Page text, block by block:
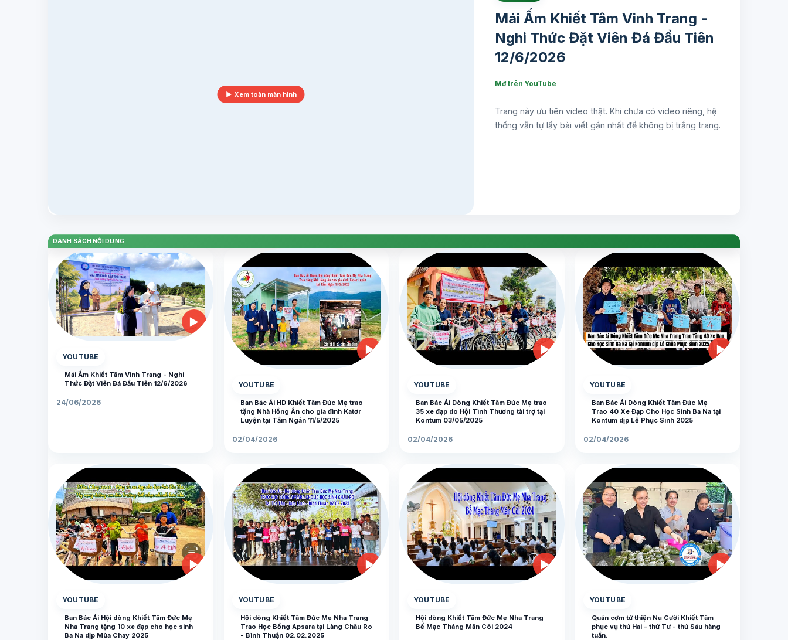
▶ Xem toàn màn hình
Mái Ấm Khiết Tâm Vinh Trang -
Nghi Thức Đặt Viên Đá Đầu Tiên
12/6/2026
Mở trên YouTube
Trang này ưu tiên video thật. Khi chưa có video riêng, hệ
thống vẫn tự lấy bài viết gần nhất để không bị trắng trang.
DANH SÁCH NỘI DUNG
▶
YOUTUBE
Mái Ấm Khiết Tâm Vinh Trang - Nghi
Thức Đặt Viên Đá Đầu Tiên 12/6/2026
24/06/2026
▶
YOUTUBE
Ban Bác Ái HD Khiết Tâm Đức Mẹ trao
tặng Nhà Hồng Ân cho gia đình Katơr
Luyện tại Tầm Ngân 11/5/2025
02/04/2026
▶
YOUTUBE
Ban Bác Ái Dòng Khiết Tâm Đức Mẹ trao
35 xe đạp do Hội Tình Thương tài trợ tại
Kontum 03/05/2025
02/04/2026
▶
YOUTUBE
Ban Bác Ái Dòng Khiết Tâm Đức Mẹ
Trao 40 Xe Đạp Cho Học Sinh Ba Na tại
Kontum dịp Lễ Phục Sinh 2025
02/04/2026
▶
YOUTUBE
Ban Bác Ái Hội dòng Khiết Tâm Đức Mẹ
Nha Trang tặng 10 xe đạp cho học sinh
Ba Na dịp Mùa Chay 2025
▶
YOUTUBE
Hội dòng Khiết Tâm Đức Mẹ Nha Trang
Trao Học Bổng Apsara tại Làng Châu Ro
- Bình Thuận 02.02.2025
▶
YOUTUBE
Hội dòng Khiết Tâm Đức Mẹ Nha Trang
Bế Mạc Tháng Mân Côi 2024
▶
YOUTUBE
Quán cơm từ thiện Nụ Cười Khiết Tâm
phục vụ thứ Hai - thứ Tư - thứ Sáu hàng
tuần.